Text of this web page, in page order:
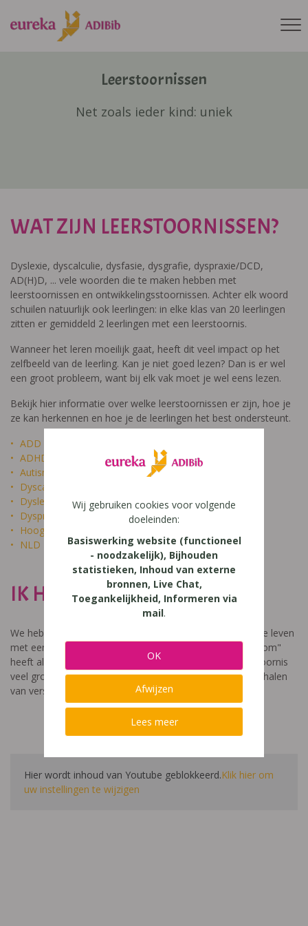
Leerstoornissen
Net zoals ieder kind: uniek
WAT ZIJN LEERSTOORNISSEN?
Dyslexie, dyscalculie, dysfasie, dysgrafie, dyspraxie/DCD,
AD(H)D, ... vele woorden die te maken hebben met
leerstoornissen en ontwikkelingsstoornissen. Achter elk woord
schuilen natuurlijk ook leerlingen: in elke klas van 20 leerlingen
zitten er gemiddeld 2 leerlingen met een leerstoornis.
Wanneer het leren moeilijk gaat, heeft dit veel impact op het
zelfbeeld van de leerling. Kan je niet goed lezen? Dan is er wel
een groot probleem, want bij elk vak moet je wel eens lezen.
Bekijk hier informatie over welke leerstoornissen er zijn, hoe je
ze kan herkennen en hoe je de leerlingen het best ondersteunt.
ADD
ADHD
Autisme
Dyscalculie
Dyslexie
Dyspraxie
Hoogbegaafdheid
NLD
IK HEET NIET DOM
We hebben een video gemaakt die toont hoe het is om te leven
met een leerstoornis. De film met als titel: "Ik heet niet dom"
heeft als doel aan te tonen dat de impact van een leerstoornis
veel groter is dan enkel wat je ziet in de klas. Je hoort verhalen
van verschillende leerlingen en ouders.
Hier wordt inhoud van Youtube geblokkeerd.Klik hier om
uw instellingen te wijzigen
Wij gebruiken cookies voor volgende
doeleinden:
Basiswerking website (functioneel
- noodzakelijk), Bijhouden
statistieken, Inhoud van externe
bronnen, Live Chat,
Toegankelijkheid, Informeren via
mail.
OK
Afwijzen
Lees meer